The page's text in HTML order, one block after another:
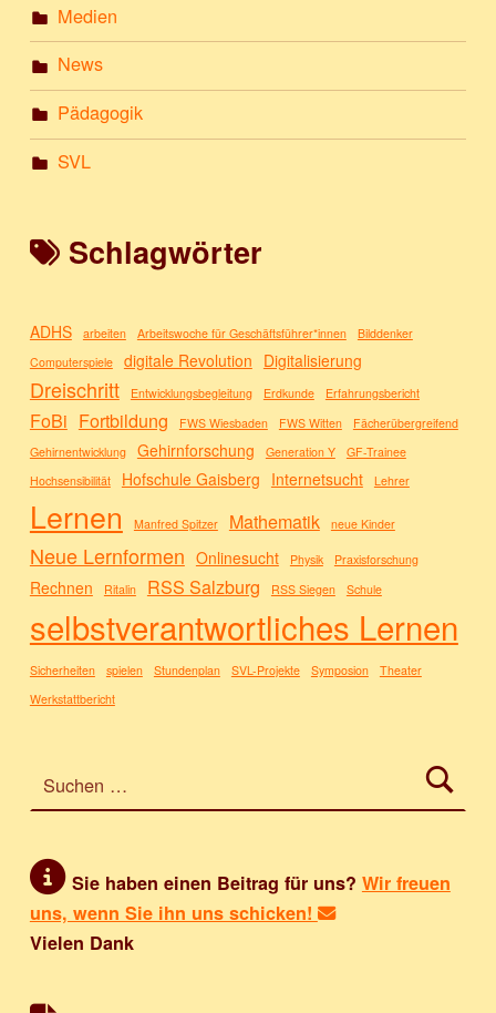
Medien
News
Pädagogik
SVL
Schlagwörter
ADHS arbeiten Arbeitswoche für Geschäftsführer*innen
Bilddenker
Computerspiele
digitale Revolution Digitalisierung
Dreischritt Entwicklungsbegleitung Erdkunde Erfahrungsbericht
FoBi Fortbildung FWS Wiesbaden FWS Witten
Fächerübergreifend
Gehirnentwicklung
Gehirnforschung Generation Y
GF-Trainee
Hochsensibilität
Hofschule Gaisberg Internetsucht Lehrer
Lernen Manfred Spitzer Mathematik neue Kinder
Neue Lernformen Onlinesucht Physik Praxisforschung
Rechnen Ritalin RSS Salzburg RSS Siegen Schule
selbstverantwortliches Lernen
Sicherheiten spielen Stundenplan SVL-Projekte Symposion
Theater
Werkstattbericht
Sie haben einen Beitrag für uns? Wir freuen
uns, wenn Sie ihn uns schicken!
Vielen Dank